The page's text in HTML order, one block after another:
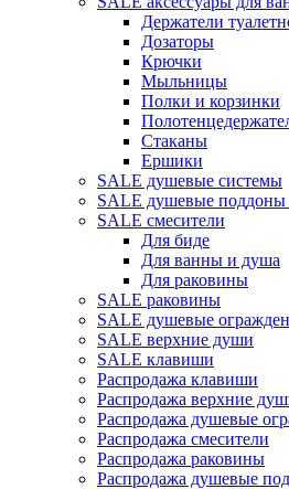
Держатели
Дозаторы
Крючки
Мыльницы
Полки и корзинки
Стаканы
Ершики
SALE душевые системы
SALE душевые поддоны
SALE смесители
Для биде
Для ванны и душа
Для раковины
SALE раковины
SALE душевые
SALE верхние души
SALE клавиши
Распродажа клавиши
Распродажа верхние
Распродажа душевые
Распродажа смесители
Распродажа раковины
Распродажа душевые